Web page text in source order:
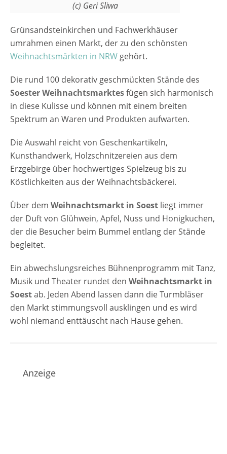
Tanz, Musik und Theater rundet den
lassen dann die Turmbläser den Markt
stimmungsvoll ausklingen und es wird wohl
niemand enttäuscht nach Hause gehen.
Öffnungszeiten Weihnachtsmarkt in Soest
2025 24.11. - 22.12.2025 Täglich 11:00 - 20:00
Uhr Freitag und Samstag 11:00 bis 21:00
Uhr Gastronomiestände bis 22:00 Uhr
Veranstaltungsort Weihnachtsmarkt in Soest
2025 Historische Altstadt 59494 Soest
Deutschland NRW Veranstalter und Kontakt
Wirtschaft und Marketing Soest…
(c) Geri Sliwa
Grünsandsteinkirchen und Fachwerkhäuser
umrahmen einen Markt, der zu den schönsten
Weihnachtsmärkten in NRWgehört.
Die rund 100 dekorativ geschmückten Stände des
Soester Weihnachtsmarktesfügen sich harmonisch
in diese Kulisse und können mit einem breiten
Spektrum an Waren und Produkten aufwarten.
Die Auswahl reicht von Geschenkartikeln,
Kunsthandwerk, Holzschnitzereien aus dem
Erzgebirge über hochwertiges Spielzeug bis zu
Köstlichkeiten aus der Weihnachtsbäckerei.
Über dem Weihnachtsmarkt in Soest liegt immer
der Duft von Glühwein, Apfel, Nuss und Honigkuchen,
der die Besucher beim Bummel entlang der Stände
begleitet.
Ein abwechslungsreiches Bühnenprogramm mit Tanz,
Musik und Theater rundet den Weihnachtsmarkt in
Soestab. Jeden Abend lassen dann die Turmbläser
den Markt stimmungsvoll ausklingen und es wird
wohl niemand enttäuscht nach Hause gehen.
Anzeige